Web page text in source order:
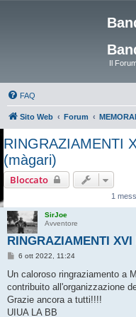
Il
FAQ
Sito Web Forum
RINGRAZIAMENTI
(màgari)
Bloccato
1
SirJoe
Avventore
RINGRAZIAMENTI
M
s
a
g
i
6 ott 2022, 11:24
Un caloroso ringraziamento a
contribuito all'organizzazione
Grazie ancora a tutti!!!!
UIUA LA BB